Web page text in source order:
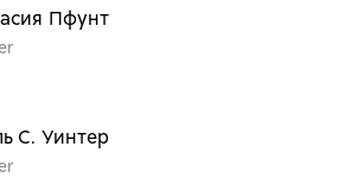
Пфунт
С. Уинтер